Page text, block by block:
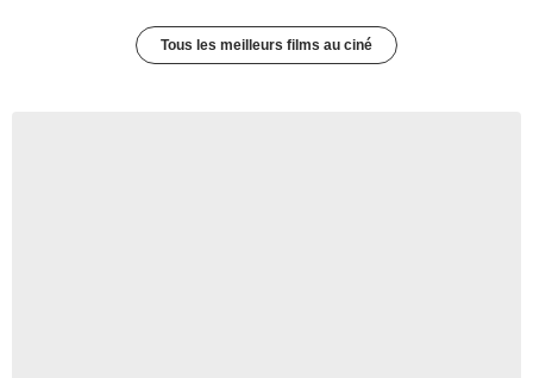
Tous les meilleurs films au ciné